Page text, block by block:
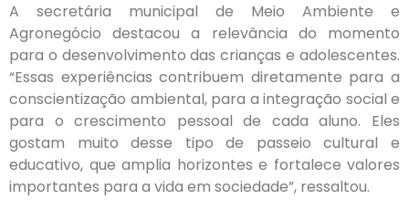
A secretária municipal de Meio Ambiente e
Agronegócio destacou a relevância do momento
para o desenvolvimento das crianças e adolescentes.
“Essas experiências contribuem diretamente para a
conscientização ambiental, para a integração social e
para o crescimento pessoal de cada aluno. Eles
gostam muito desse tipo de passeio cultural e
educativo, que amplia horizontes e fortalece valores
importantes para a vida em sociedade”, ressaltou.